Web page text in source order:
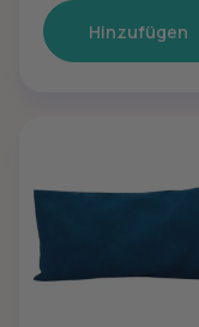
Hinzufügen